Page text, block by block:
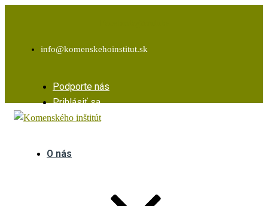
info@komenskehoinstitut.sk
Podporte nás
Prihlásiť sa
O nás